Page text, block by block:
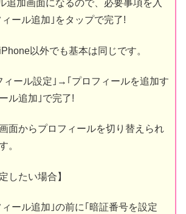
追加画面になるので、必要事項を入
ール追加｣をタップで完了!
以外でも基本は同じです。
ィール設定｣→｢プロフィールを追加す
ル追加｣で完了!
面からプロフィールを切り替えられ
。
したい場合】
ール追加｣の前に｢暗証番号を設定